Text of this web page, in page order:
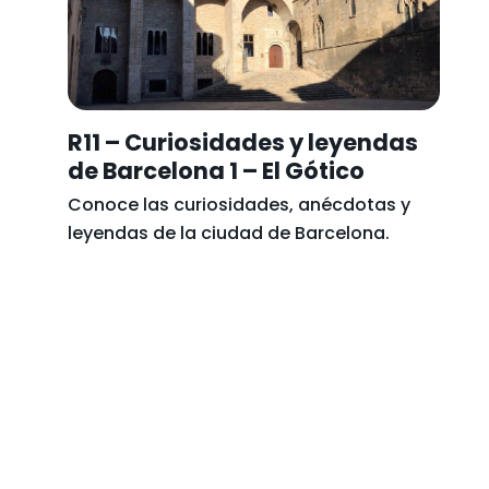
R11 – Curiosidades y leyendas
de Barcelona 1 – El Gótico
Conoce las curiosidades, anécdotas y
leyendas de la ciudad de Barcelona.